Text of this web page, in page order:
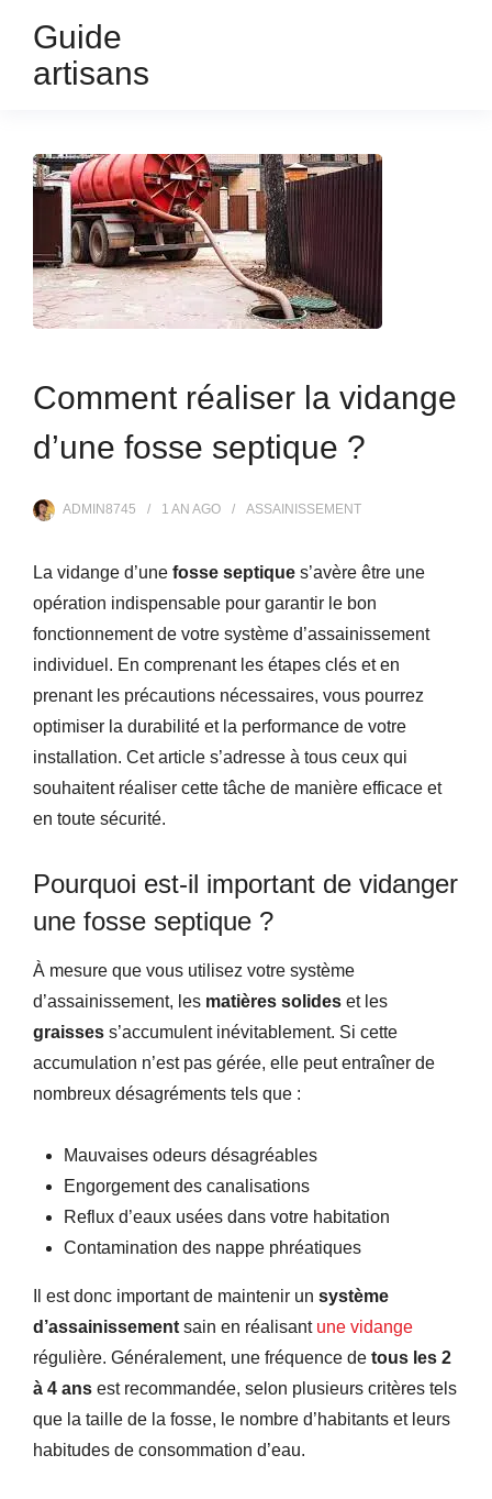
Guide
artisans
Comment réaliser la vidange
d’une fosse septique ?
ADMIN8745 1 AN AGO ASSAINISSEMENT
La vidange d’une fosse septique s’avère être une
opération indispensable pour garantir le bon
fonctionnement de votre système d’assainissement
individuel. En comprenant les étapes clés et en
prenant les précautions nécessaires, vous pourrez
optimiser la durabilité et la performance de votre
installation. Cet article s’adresse à tous ceux qui
souhaitent réaliser cette tâche de manière efficace et
en toute sécurité.
Pourquoi est-il important de vidanger
une fosse septique ?
À mesure que vous utilisez votre système
d’assainissement, les matières solides et les
graisses s’accumulent inévitablement. Si cette
accumulation n’est pas gérée, elle peut entraîner de
nombreux désagréments tels que :
Mauvaises odeurs désagréables
Engorgement des canalisations
Reflux d’eaux usées dans votre habitation
Contamination des nappe phréatiques
Il est donc important de maintenir un système
d’assainissement sain en réalisant une vidange
régulière. Généralement, une fréquence de tous les 2
à 4 ans est recommandée, selon plusieurs critères tels
que la taille de la fosse, le nombre d’habitants et leurs
habitudes de consommation d’eau.